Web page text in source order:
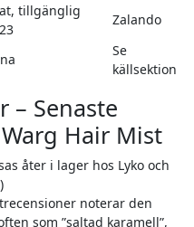
tillgänglig
Zalando
Se
källsektion
– Senaste
Hair Mist
åter i lager hos Lyko och
noterar den
som ”saltad karamell”,